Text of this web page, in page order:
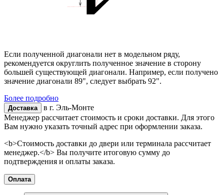
Если полученной диагонали нет в модельном ряду,
рекомендуется округлить полученное значение в сторону
большей существующей диагонали. Например, если получено
значение диагонали 89", следует выбрать 92".
Более подробно
Доставка в г. Эль-Монте
Менеджер рассчитает стоимость и сроки доставки. Для этого
Вам нужно указать точный адрес при оформлении заказа.
<b>Стоимость доставки до двери или терминала рассчитает
менеджер.</b> Вы получите итоговую сумму до
подтверждения и оплаты заказа.
Оплата